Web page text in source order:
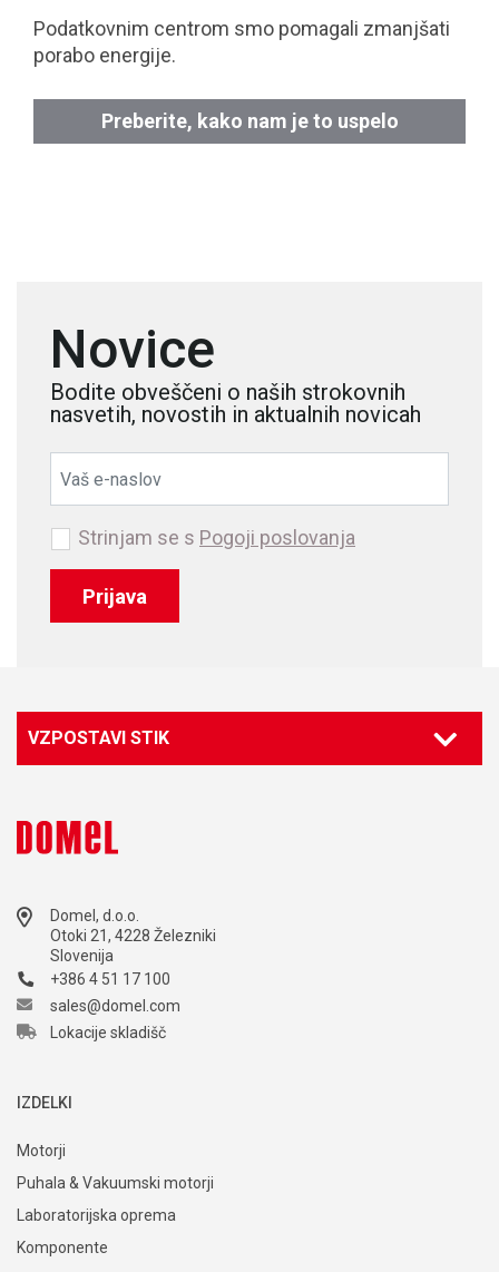
Podatkovnim centrom smo pomagali zmanjšati
porabo energije.
Preberite, kako nam je to uspelo
Novice
Bodite obveščeni o naših strokovnih
nasvetih, novostih in aktualnih novicah
Prijava
Strinjam se s Pogoji poslovanja
VZPOSTAVI STIK
Domel, d.o.o.
Otoki 21, 4228 Železniki
Slovenija
+386 4 51 17 100
sales@domel.com
Lokacije skladišč
IZDELKI
Motorji
Puhala & Vakuumski motorji
Laboratorijska oprema
Komponente